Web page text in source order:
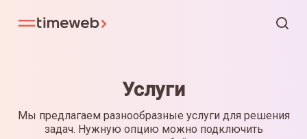
Услуги
Мы предлагаем разнообразные услуги для решения
задач. Нужную опцию можно подключить